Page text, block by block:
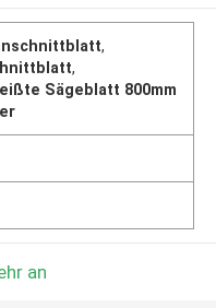
,
,
Sägeblatt 800mm
an